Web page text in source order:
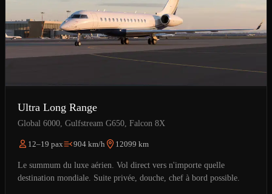
Ultra Long Range
Global 6000, Gulfstream G650, Falcon 8X
12–19 pax 904 km/h 12099 km
Le summum du luxe aérien. Vol direct vers n'importe quelle
destination mondiale. Suite privée, douche, chef à bord possible.